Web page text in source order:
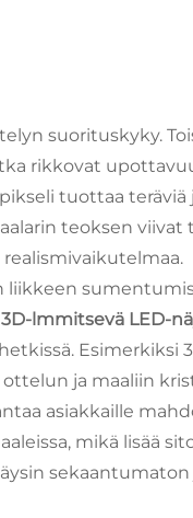
suorituskyky.
rikkovat
tuottaa
teoksen viivat
3D-lmmitsevä LED-
Esimerkiksi
ja maaliin
asiakkaille
mikä lisää
sekaantumaton